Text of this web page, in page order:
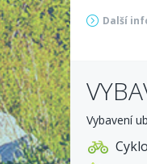
Další
Letní
Děti
*zdarma
Vybavení